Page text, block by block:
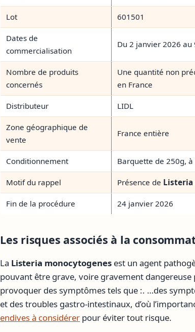
Lot 601501
Dates de
commercialisation
Du 2 janvier 2026 au
Nombre de produits
concernés
Une quantité non
en France
Distributeur LIDL
Zone géographique de
vente
France entière
Conditionnement Barquette de 250g,
Motif du rappel Présence de Listeria
Fin de la procédure 24 janvier 2026
Les risques associés à la
La Listeria monocytogenes est un agent
pouvant être grave, voire gravement
provoquer des symptômes tels que :. …des
et des troubles gastro-intestinaux, d’où
endives à considérer pour éviter tout risque.